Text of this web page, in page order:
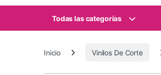
Todas las categorías
Inicio Vinilos De Corte